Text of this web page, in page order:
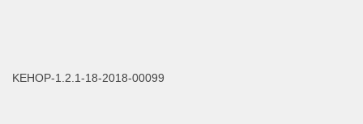
KEHOP-1.2.1-18-2018-00099